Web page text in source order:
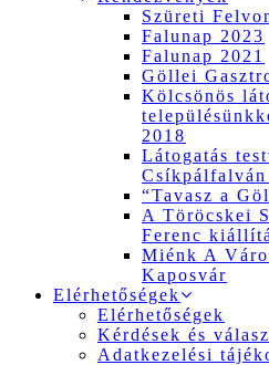
Szüreti
Falunap 2023
Falunap 2021
Göllei
Kölcsönös
2018
Látogatás
Csíkpálfalván
“Tavasz a
A Töröcskei
Ferenc
Miénk A
Kaposvár
Elérhetőségek
Elérhetőségek
Kérdések és
Adatkezelési